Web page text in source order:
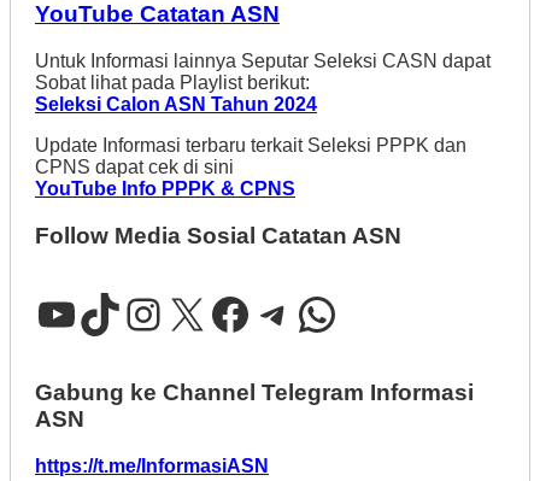
YouTube Catatan ASN
Untuk Informasi lainnya Seputar Seleksi CASN dapat
Sobat lihat pada Playlist berikut:
Seleksi Calon ASN Tahun 2024
Update Informasi terbaru terkait Seleksi PPPK dan
CPNS dapat cek di sini
YouTube Info PPPK & CPNS
Follow Media Sosial Catatan ASN
YouTube
TikTok
Instagram
X Facebook
Telegram
WhatsApp
Gabung ke Channel Telegram Informasi
ASN
https://t.me/InformasiASN